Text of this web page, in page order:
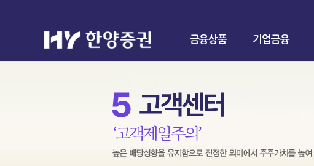
금융상품 기업금융